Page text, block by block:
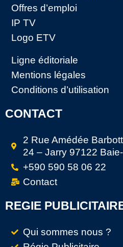
Offres d’emploi
IP TV
Logo ETV
Ligne éditoriale
Mentions légales
Conditions d’utilisation
CONTACT
2 Rue Amédée
24 – Jarry 97122
+590 590 58 06 22
Contact
REGIE
Qui sommes nous ?